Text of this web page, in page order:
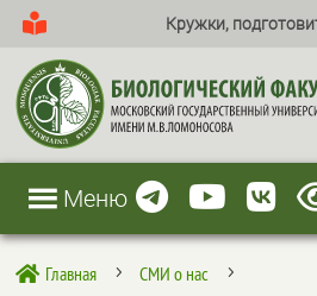
Кружки,
Меню
 Главная 5 СМИ о нас 5